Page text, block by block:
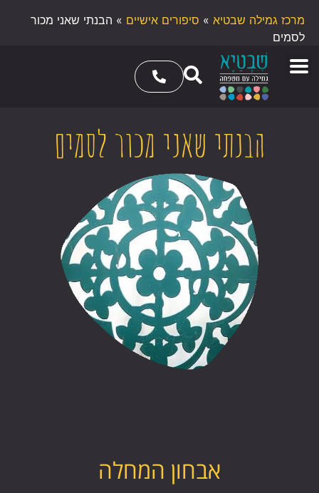
מרכז גמילה שבטיא » סיפורים אישיים » הבנתי שאני מכור
לסמים
הבנתי שאני מכור לסמים
אבחון המחלה